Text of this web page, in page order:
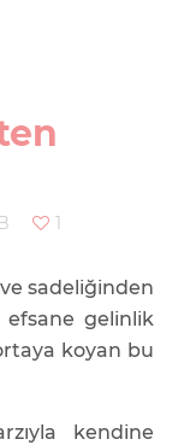
1
sadeliğinden
efsane gelinlik
koyan bu
kendine